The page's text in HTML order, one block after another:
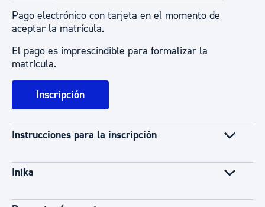
Pago electrónico con tarjeta en el momento de
aceptar la matrícula.
El pago es imprescindible para formalizar la
matrícula.
Inscripción
Instrucciones para la inscripción
Inika